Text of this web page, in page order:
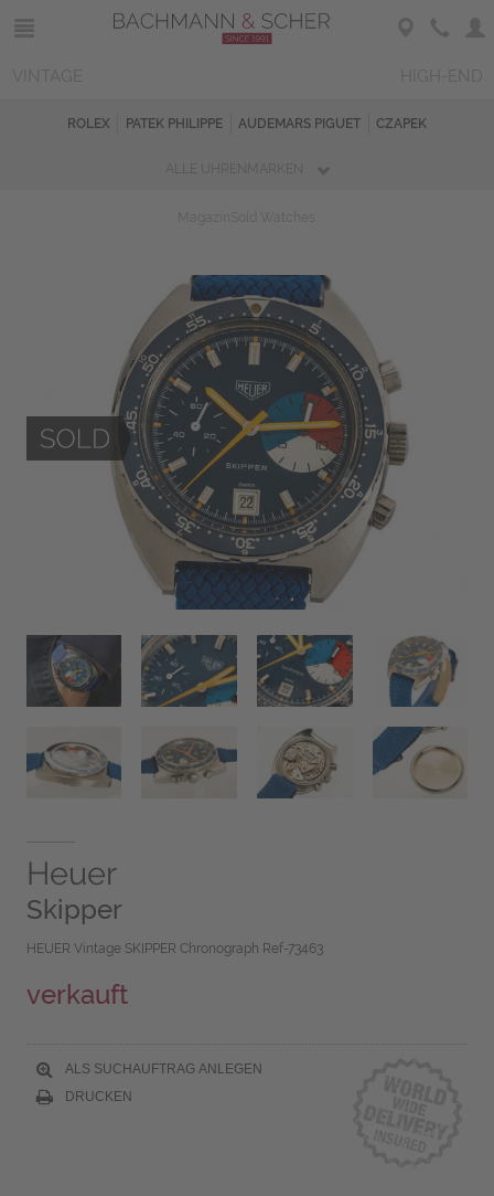
ROLEX PATEK PHILIPPE AUDEMARS PIGUET CZAPEK
Heuer
Skipper
HEUER Vintage SKIPPER Chronograph Ref-73463
verkauft
ALS SUCHAUFTRAG ANLEGEN
DRUCKEN